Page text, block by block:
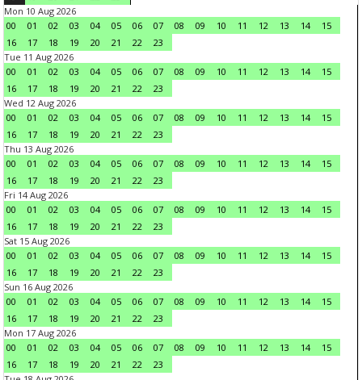
Mon 10 Aug 2026
00
01 02 03 04 05 06 07 08 09 10 11 12 13 14
15
16
17 18 19 20 21 22
23
Tue 11 Aug 2026
00
01 02 03 04 05 06 07 08 09 10 11 12 13 14
15
16
17 18 19 20 21 22
23
Wed 12 Aug 2026
00
01 02 03 04 05 06 07 08 09 10 11 12 13 14
15
16
17 18 19 20 21 22
23
Thu 13 Aug 2026
00
01 02 03 04 05 06 07 08 09 10 11 12 13 14
15
16
17 18 19 20 21 22
23
Fri 14 Aug 2026
00
01 02 03 04 05 06 07 08 09 10 11 12 13 14
15
16
17 18 19 20 21 22
23
Sat 15 Aug 2026
00
01 02 03 04 05 06 07 08 09 10 11 12 13 14
15
16
17 18 19 20 21 22
23
Sun 16 Aug 2026
00
01 02 03 04 05 06 07 08 09 10 11 12 13 14
15
16
17 18 19 20 21 22
23
Mon 17 Aug 2026
00
01 02 03 04 05 06 07 08 09 10 11 12 13 14
15
16
17 18 19 20 21 22
23